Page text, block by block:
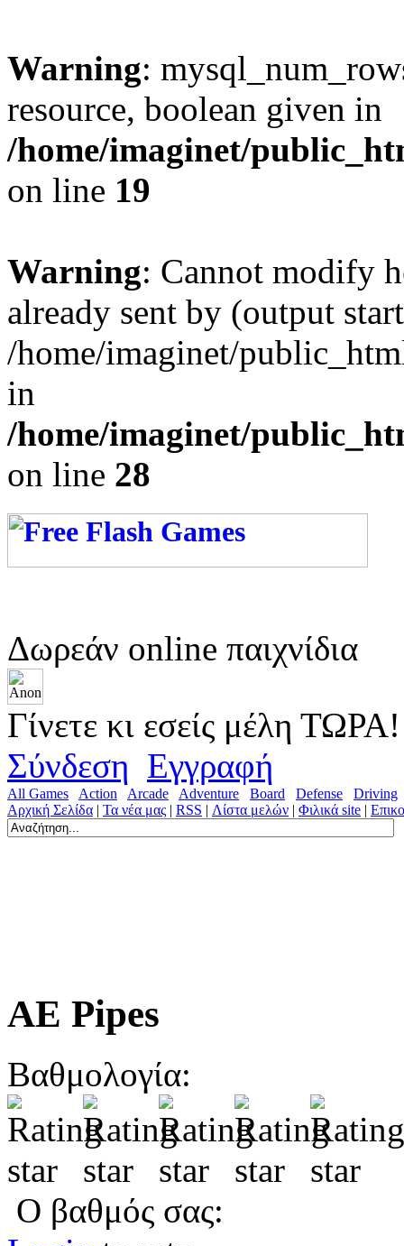
Warning:
resource, boolean given in
/home/imaginet/
on line 19
Warning: Cannot modify
already sent by (output
/home/imaginet/
in
/home/imaginet/
on line 28
Δωρεάν online παιχνίδια
Γίνετε κι εσείς μέλη ΤΩΡΑ!
Σύνδεση Εγγραφή
All Games Action Arcade Adventure Board Defense
Driving
Αρχική Σελίδα | Τα νέα μας | RSS | Λίστα μελών | Φιλικά site |
AE Pipes
Βαθμολογία:
Ο βαθμός σας: